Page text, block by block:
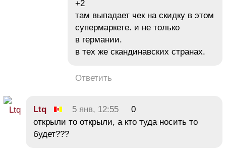
+2
там выпадает чек на скидку в этом
супермаркете. и не только
в германии.
в тех же скандинавских странах.
Ответить
Ltq 5 янв, 12:55
0
открыли то открыли, а кто туда носить то
будет???